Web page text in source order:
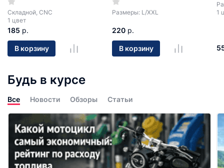
Cкладной, CNC
1 цвет
185 р.
В корзину
Размеры: L/ХХL
220 р.
В корзину
1
Будь в курсе
Все Новости Обзоры Статьи